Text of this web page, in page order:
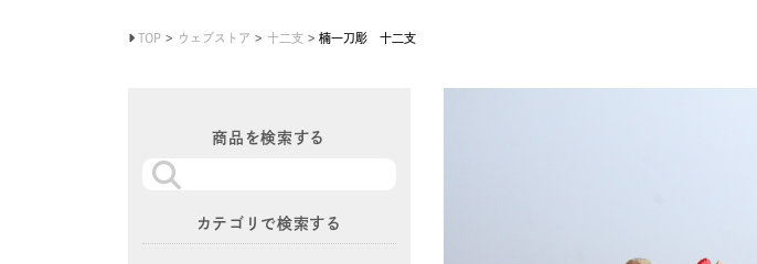
TOP ウェブストア 十二支 楠一刀彫 十二支
商品を検索する
カテゴリで検索する